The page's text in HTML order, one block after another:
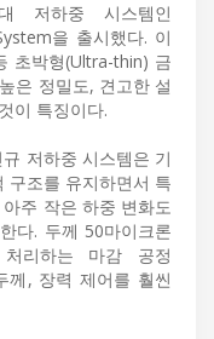
저하중 시스템인
을 출시했다. 이
초박형(Ultra-thin) 금
은 정밀도, 견고한 설
이 특징이다.
저하중 시스템은 기
구조를 유지하면서 특
주 작은 하중 변화도
다. 두께 50마이크론
리하는 마감 공정
께, 장력 제어를 훨씬